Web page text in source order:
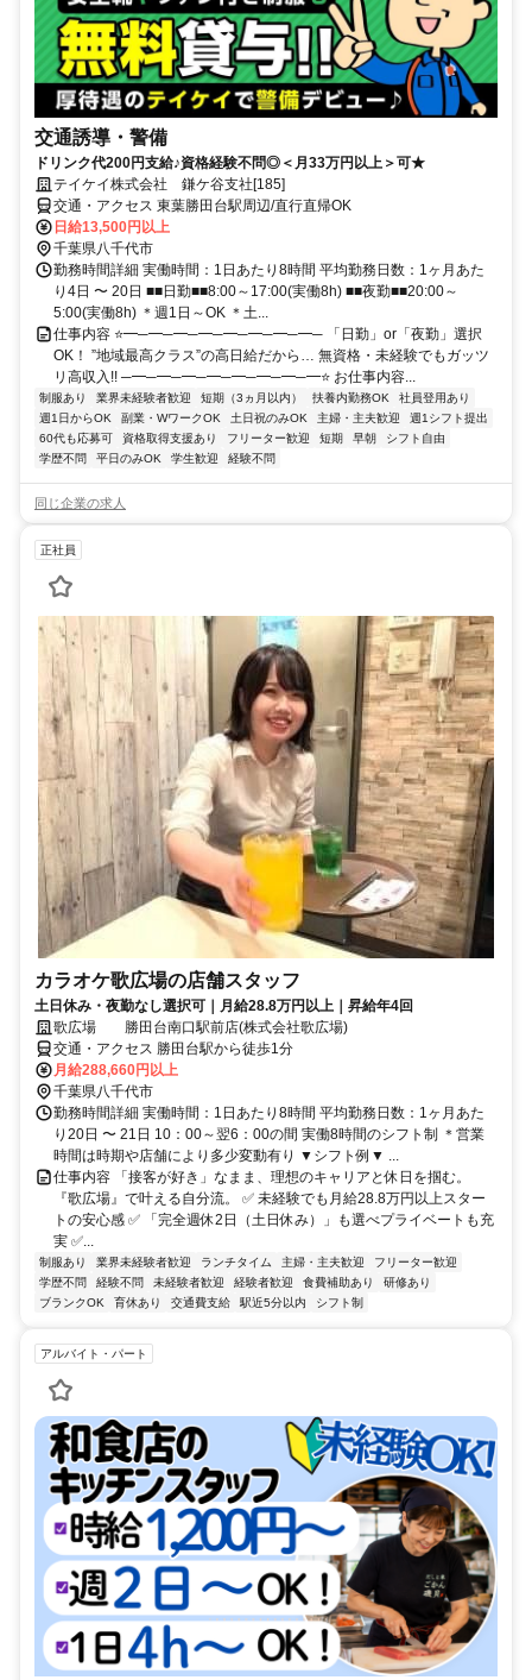
交通誘導・警備
ドリンク代200円支給♪資格経験不問◎＜月33万円以上＞可★
テイケイ株式会社 鎌ケ谷支社[185]
交通・アクセス 東葉勝田台駅周辺/直行直帰OK
日給13,500円以上
千葉県八千代市
勤務時間詳細 実働時間：1日あたり8時間 平均勤務日数：1ヶ月あた
り4日 〜 20日 ■■日勤■■8:00～17:00(実働8h) ■■夜勤■■20:00～
5:00(実働8h) ＊週1日～OK ＊土...
仕事内容 ⭐━─━─━─━─━─━─━─━─ 「日勤」or「夜勤」選択
OK！ ”地域最高クラス”の高日給だから… 無資格・未経験でもガッツ
リ高収入!! ─━─━─━─━─━─━─━─━⭐ お仕事内容...
制服あり 業界未経験者歓迎 短期（3ヵ月以内） 扶養内勤務OK
社員登用あり
週1日からOK
副業・WワークOK 土日祝のみOK 主婦・主夫歓迎
週1シフト提出
60代も応募可
資格取得支援あり フリーター歓迎 短期 早朝
シフト自由
学歴不問
平日のみOK 学生歓迎 経験不問
同じ企業の求人
正社員
カラオケ歌広場の店舗スタッフ
土日休み・夜勤なし選択可｜月給28.8万円以上｜昇給年4回
歌広場 勝田台南口駅前店(株式会社歌広場)
交通・アクセス 勝田台駅から徒歩1分
月給288,660円以上
千葉県八千代市
勤務時間詳細 実働時間：1日あたり8時間 平均勤務日数：1ヶ月あた
り20日 〜 21日 10：00～翌6：00の間 実働8時間のシフト制 ＊営業
時間は時期や店舗により多少変動有り ▼シフト例▼ ...
仕事内容 「接客が好き」なまま、理想のキャリアと休日を掴む。
『歌広場』で叶える自分流。 ✅ 未経験でも月給28.8万円以上スター
トの安心感 ✅ 「完全週休2日（土日休み）」も選べプライベートも充
実 ✅...
制服あり 業界未経験者歓迎 ランチタイム 主婦・主夫歓迎
フリーター歓迎
学歴不問
経験不問 未経験者歓迎 経験者歓迎 食費補助あり
研修あり
ブランクOK
育休あり 交通費支給 駅近5分以内 シフト制
アルバイト・パート